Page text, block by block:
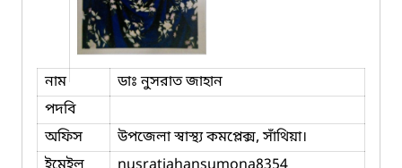
নাম
ডাঃ নুসরাত জাহান
পদবি
অফিস
উপজেলা স্বাস্থ্য কমপ্লেক্স, সাঁথিয়া।